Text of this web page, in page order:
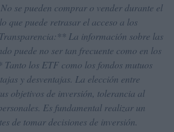
se pueden comprar o vender durante el
que puede retrasar el acceso a los
La información sobre las
puede no ser tan frecuente como en los
los ETF como los fondos mutuos
y desventajas. La elección entre
objetivos de inversión, tolerancia al
Es fundamental realizar un
de tomar decisiones de inversión.